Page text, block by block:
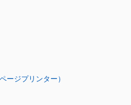
ージプリンター）